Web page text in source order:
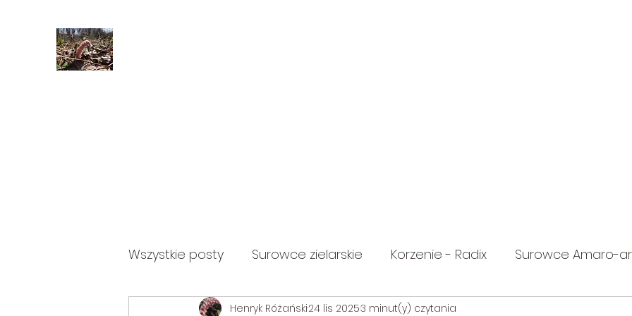
Wszystkie posty Surowce zielarskie Korzenie - Radix Surowce Amaro-
Zioła olejkowe Baldaszkowate Selerowate
Henryk Różański24 lis 20253 minut(y) czytania